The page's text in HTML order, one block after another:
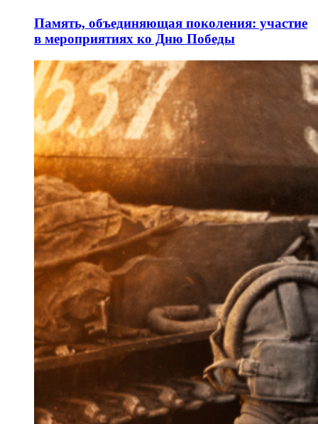
Память, объединяющая поколения: участие
в мероприятиях ко Дню Победы